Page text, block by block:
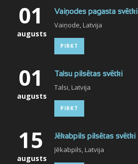
01
augusts
Vaiņodes pagasta svētki
Vaiņode, Latvija
PIRKT
01
augusts
Talsu pilsētas svētki
Talsi, Latvija
PIRKT
15
augusts
Jēkabpils pilsētas svētki
Jēkabpils, Latvija